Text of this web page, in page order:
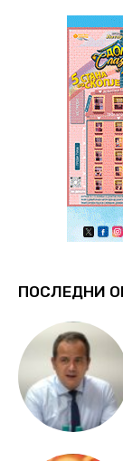
ПОСЛЕДНИ